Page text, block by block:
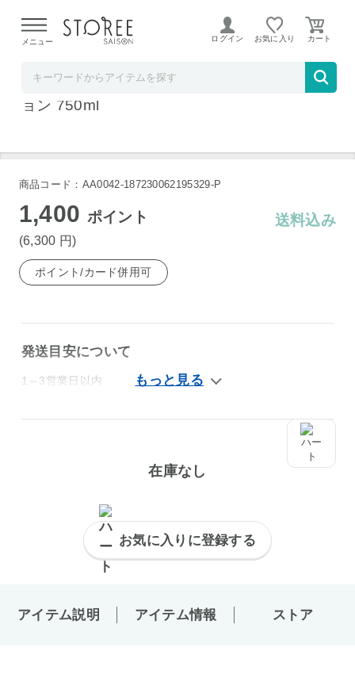
よる配送遅延が発生しております。
メニュー ログイン お気に入り
J．M・ゴビヤール ブリュット・トラディシ
ョン 750ml
商品コード：AA0042-187230062195329-P
1,400 ポイント
(6,300 円)
送料込み
ポイント/カード併用可
発送目安について
1～3営業日以内
在庫なし
お気に入りに登録する
アイテム説明 アイテム情報 ストア